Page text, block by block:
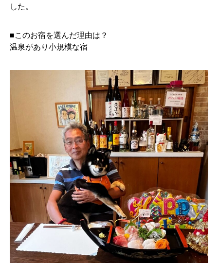
した。
■このお宿を選んだ理由は？
温泉があり小規模な宿